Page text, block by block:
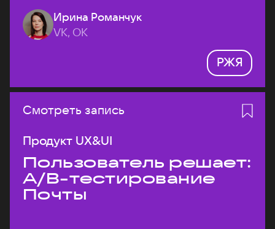
Ирина Романчук
VK, ОК
РЖЯ
Смотреть запись
Продукт UX&UI
Пользователь решает:
A/B-тестирование
Почты